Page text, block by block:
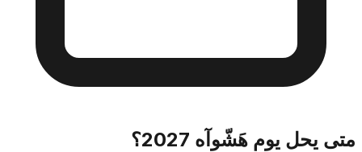
متى يحل يوم هَشّوآه 2027؟